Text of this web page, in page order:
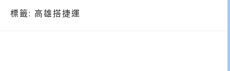
標籤: 高雄搭捷運